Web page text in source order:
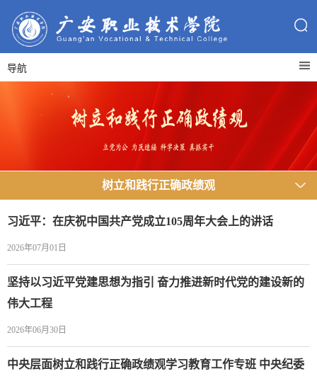
导航
树立和践行正确政绩观
习近平：在庆祝中国共产党成立105周年大会上的讲话
2026年07月01日
坚持以习近平党建思想为指引 奋力推进新时代党的建设新的
伟大工程
2026年06月30日
中央层面树立和践行正确政绩观学习教育工作专班 中央纪委